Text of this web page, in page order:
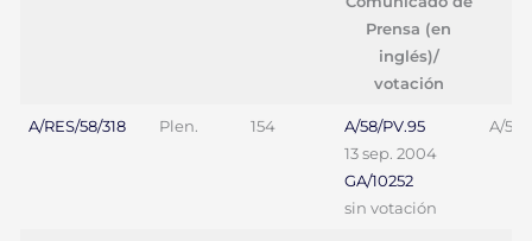
Prensa (en
inglés)/
votación
A/RES/58/318 Plen. 154
A/58/PV.95
13 sep. 2004
GA/10252
sin votación
A/58/